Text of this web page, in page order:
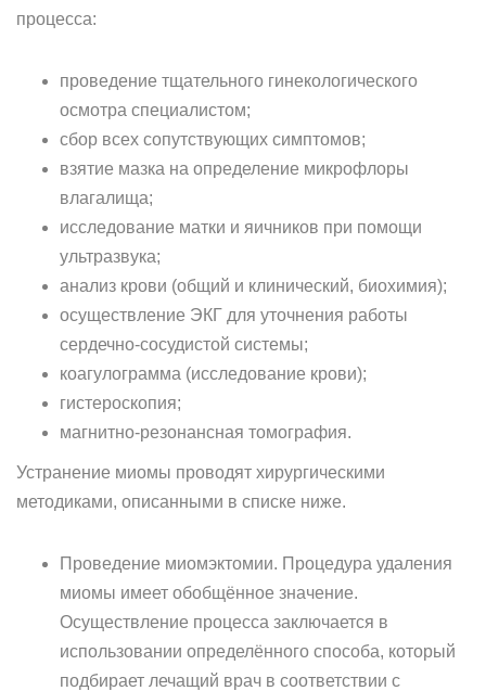
процесса:
проведение тщательного гинекологического
осмотра специалистом;
сбор всех сопутствующих симптомов;
взятие мазка на определение микрофлоры
влагалища;
исследование матки и яичников при помощи
ультразвука;
анализ крови (общий и клинический, биохимия);
осуществление ЭКГ для уточнения работы
сердечно-сосудистой системы;
коагулограмма (исследование крови);
гистероскопия;
магнитно-резонансная томография.
Устранение миомы проводят хирургическими
методиками, описанными в списке ниже.
Проведение миомэктомии. Процедура удаления
миомы имеет обобщённое значение.
Осуществление процесса заключается в
использовании определённого способа, который
подбирает лечащий врач в соответствии с